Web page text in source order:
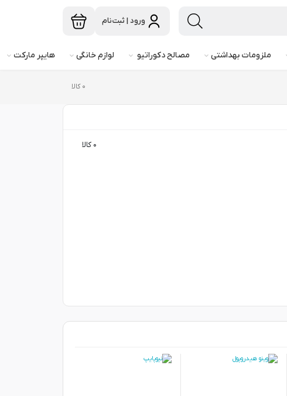
ورود | ثبت‌نام
ملزومات بهداشتی مصالح دکوراتیو لوازم خانگی هایپر مارکت
۰ کالا
۰ کالا